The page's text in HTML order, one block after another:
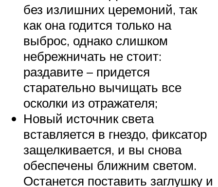
без излишних церемоний, так
как она годится только на
выброс, однако слишком
небрежничать не стоит:
раздавите – придется
старательно вычищать все
осколки из отражателя;
Новый источник света
вставляется в гнездо, фиксатор
защелкивается, и вы снова
обеспечены ближним светом.
Останется поставить заглушку и